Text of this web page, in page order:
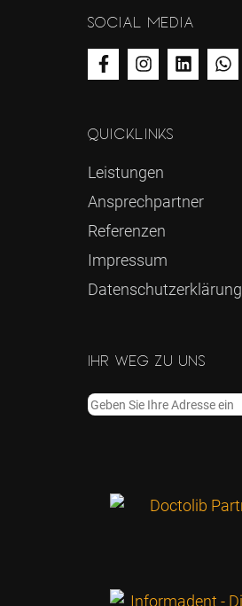
Social Media
Quicklinks
Leistungen
Ansprechpartner
Referenzen
Impressum
Datenschutz­erklärung
Ihr Weg zu uns